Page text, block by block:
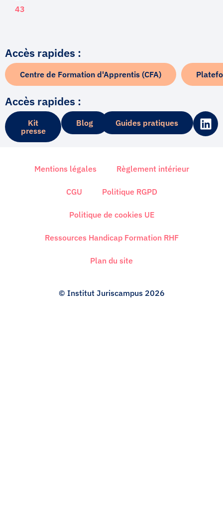
43
Accès rapides :
Centre de Formation d'Apprentis (CFA)
Accès rapides :
Kit
presse
Blog Guides pratiques L
i
Mentions légales Règlement intérieur
CGU Politique RGPD
Politique de cookies UE
Ressources Handicap Formation RHF
Plan du site
© Institut Juriscampus 2026